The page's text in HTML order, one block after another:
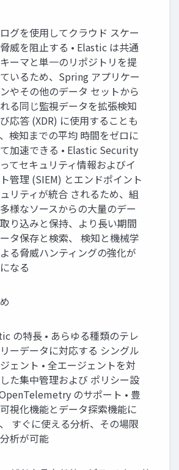
グを使⽤してクラウド スケー
威を阻⽌する • Elastic は共通
ーマと単⼀のリポジトリを提
いるため、Spring アプリケー
やその他のデータ セットから
る同じ監視データを拡張検知
応答 (XDR) に使⽤することも
検知までの平均 時間をゼロに
加速できる • Elastic Security
てセキュリティ情報およびイ
管理 (SIEM) とエンドポイント
リティが統合 されるため、組
様なソースからの⼤量のデー
り込みと保持、より⻑い期間
タ保存と検索、 検知と機械学
る脅威ハンティングの強化が
なる
の特⻑ • あらゆる種類のテレ
ーデータに対応する シングル
ェント • 全エージェントを対
た集中管理および ポリシー設
のサポート • 豊
視化機能とデータ探索機能に
すぐに使える分析、その場限
析が可能